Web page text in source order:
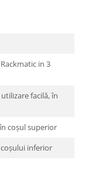
in 3
facilă, în
coșul superior
inferior